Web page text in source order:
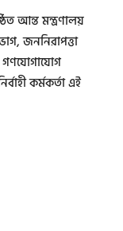
আন্ত মন্ত্রণালয়
জননিরাপত্তা
গণযোগাযোগ
কর্মকর্তা এই